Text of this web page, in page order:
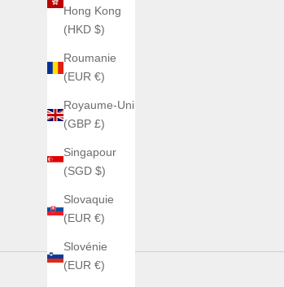
Hong Kong
(HKD $)
Roumanie
(EUR €)
Royaume-Uni
(GBP £)
Singapour
(SGD $)
Slovaquie
(EUR €)
Slovénie
(EUR €)